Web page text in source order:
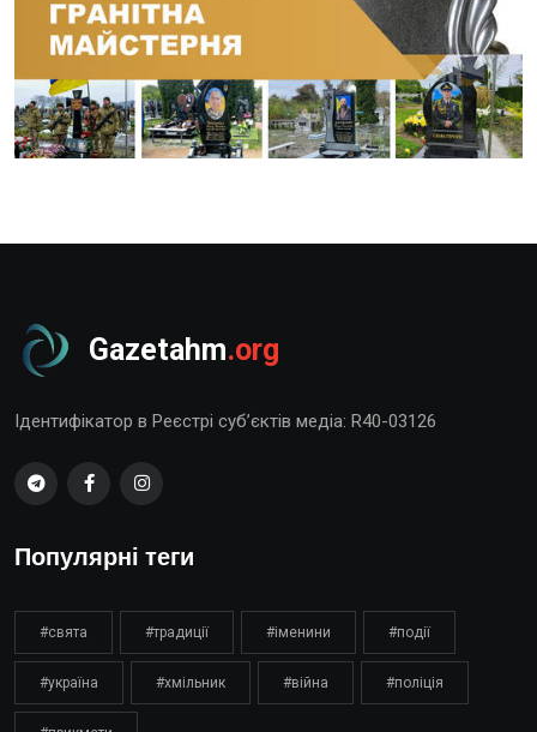
Gazetahm.org
Ідентифікатор в Реєстрі суб’єктів медіа: R40-03126
Популярні теги
#свята #традиції #іменини #події
#україна #хмільник #війна #поліція